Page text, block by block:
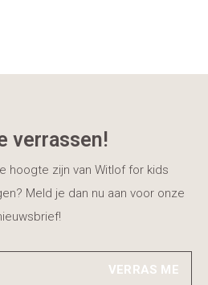
verrassen!
hoogte zijn van Witlof for kids
Meld je dan nu aan voor onze
VERRAS ME